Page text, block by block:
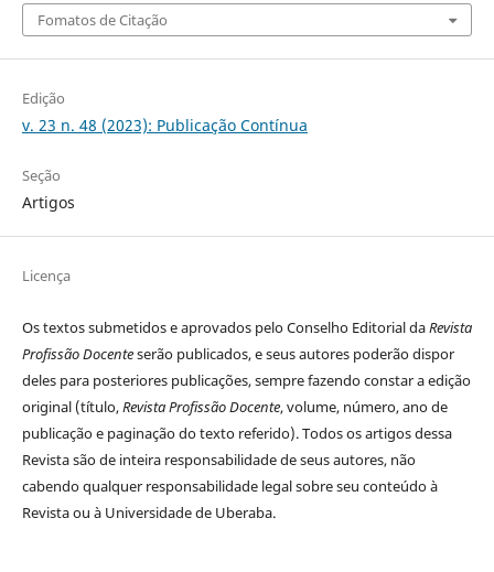
Fomatos de Citação
Edição
v. 23 n. 48 (2023): Publicação Contínua
Seção
Artigos
Licença
Os textos submetidos e aprovados pelo Conselho Editorial daRevista
Profissão Docenteserão publicados, e seus autores poderão dispor
deles para posteriores publicações, sempre fazendo constar a edição
original (título,Revista Profissão Docente, volume, número, ano de
publicação e paginação do texto referido). Todos os artigos dessa
Revista são de inteira responsabilidade de seus autores, não
cabendo qualquer responsabilidade legal sobre seu conteúdo à
Revista ou à Universidade de Uberaba.